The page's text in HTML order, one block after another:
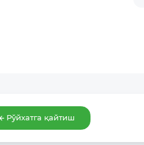
Рўйхатга қайтиш